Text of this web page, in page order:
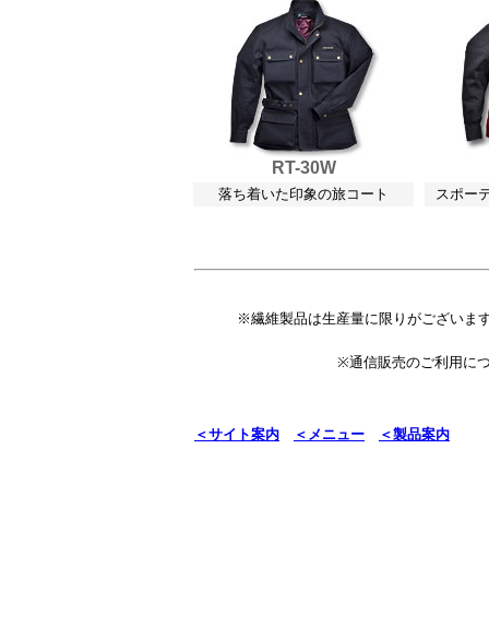
RT-30W
落ち着いた印象の旅コート スポー
※繊維製品は生産量に限りがございま
※通信販売のご利用に
＜サイト案内 ＜メニュー ＜製品案内